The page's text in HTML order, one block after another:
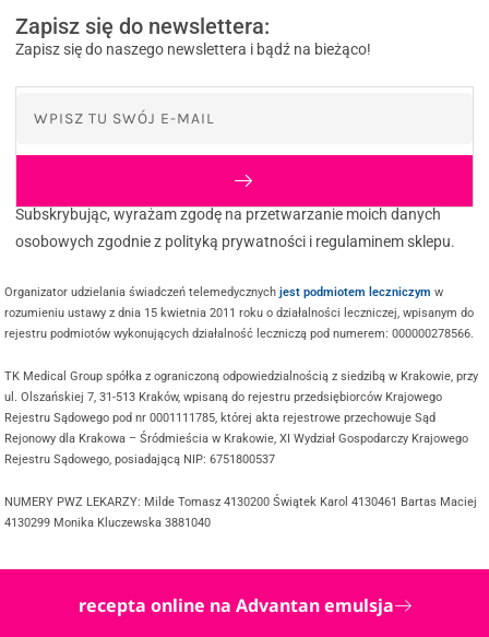
recepta online na Advantan emulsja
Zapisz się do newslettera:
Zapisz się do naszego newslettera i bądź na bieżąco!
Subskrybując, wyrażam zgodę na przetwarzanie moich danych
osobowych zgodnie z polityką prywatności i regulaminem sklepu.
Organizator udzielania świadczeń telemedycznychjest podmiotem leczniczym w
rozumieniu ustawy z dnia 15 kwietnia 2011 roku o działalności leczniczej, wpisanym do
rejestru podmiotów wykonujących działalność leczniczą pod numerem: 000000278566.
TK Medical Group spółka z ograniczoną odpowiedzialnością z siedzibą w Krakowie, przy
ul. Olszańskiej 7, 31-513 Kraków, wpisaną do rejestru przedsiębiorców Krajowego
Rejestru Sądowego pod nr 0001111785, której akta rejestrowe przechowuje Sąd
Rejonowy dla Krakowa – Śródmieścia w Krakowie, XI Wydział Gospodarczy Krajowego
Rejestru Sądowego, posiadającą NIP: 6751800537
NUMERY PWZ LEKARZY: Milde Tomasz 4130200 Świątek Karol 4130461 Bartas Maciej
4130299 Monika Kluczewska 3881040
@ COPYRIGHT 2025 TWOJDOKTOR.ONLINE